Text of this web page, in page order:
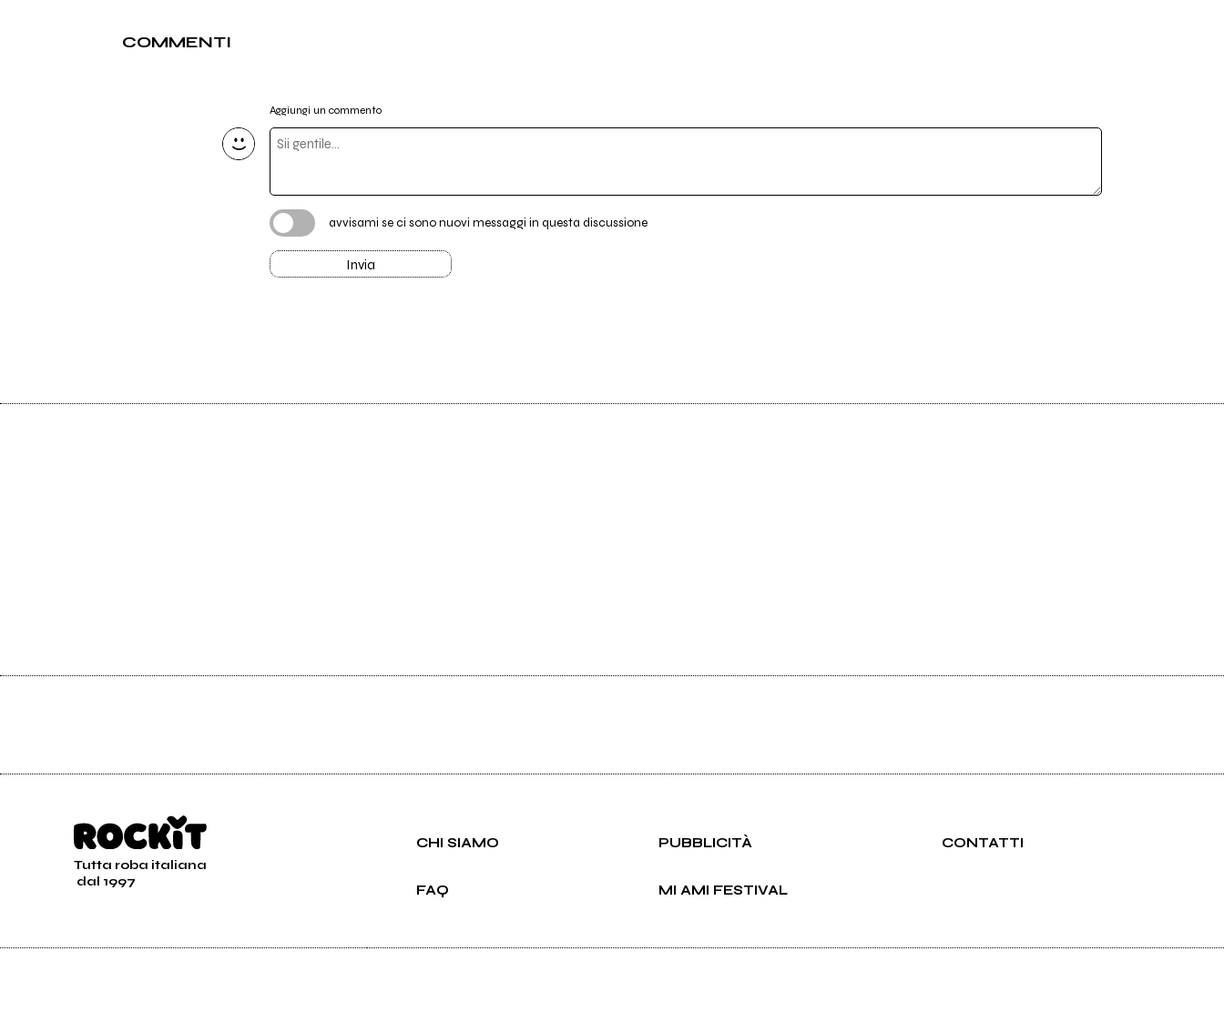
COMMENTI
Aggiungi un commento
avvisami se ci sono nuovi messaggi in questa discussione
Invia
Tutta roba italiana
dal 1997
CHI SIAMO PUBBLICITÀ CONTATTI
FAQ MI AMI FESTIVAL